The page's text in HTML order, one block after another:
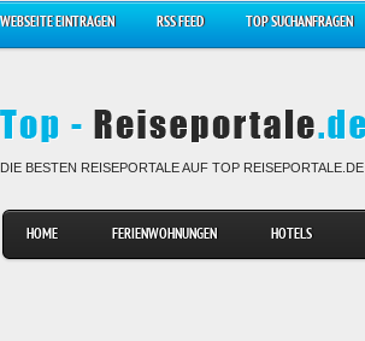
WEBSEITE EINTRAGEN RSS FEED TOP SUCHANFRAGEN
DIE BESTEN REISEPORTALE AUF TOP REISEPORTALE.DE
HOME FERIENWOHNUNGEN HOTELS